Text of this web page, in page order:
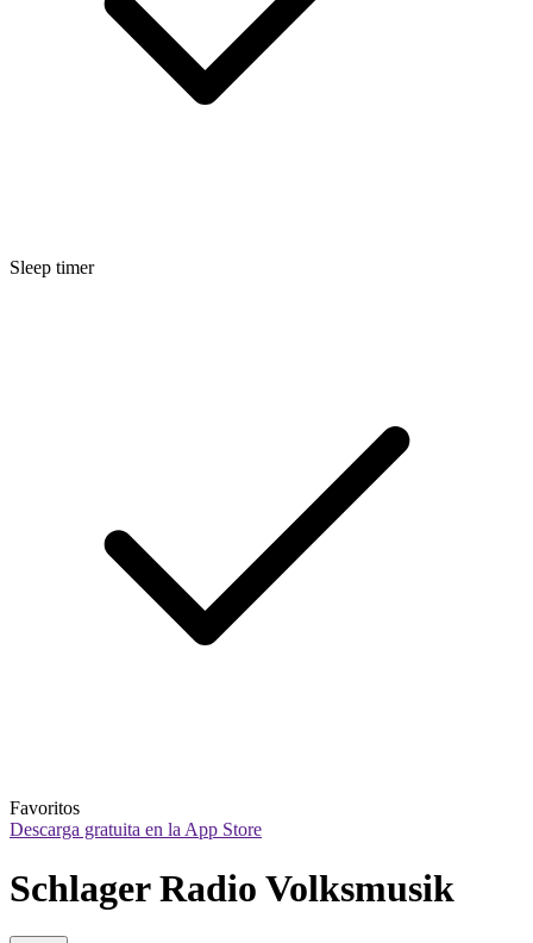
Sleep timer
Favoritos
Descarga gratuita en la App Store
Schlager Radio Volksmusik